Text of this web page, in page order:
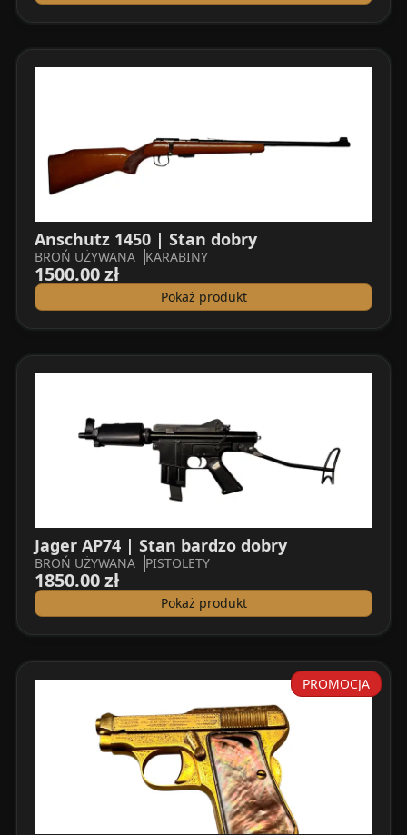
Anschutz 1450 | Stan dobry
BROŃ UŻYWANA KARABINY
1500.00 zł
Pokaż produkt
Jager AP74 | Stan bardzo dobry
BROŃ UŻYWANA PISTOLETY
1850.00 zł
Pokaż produkt
PROMOCJA